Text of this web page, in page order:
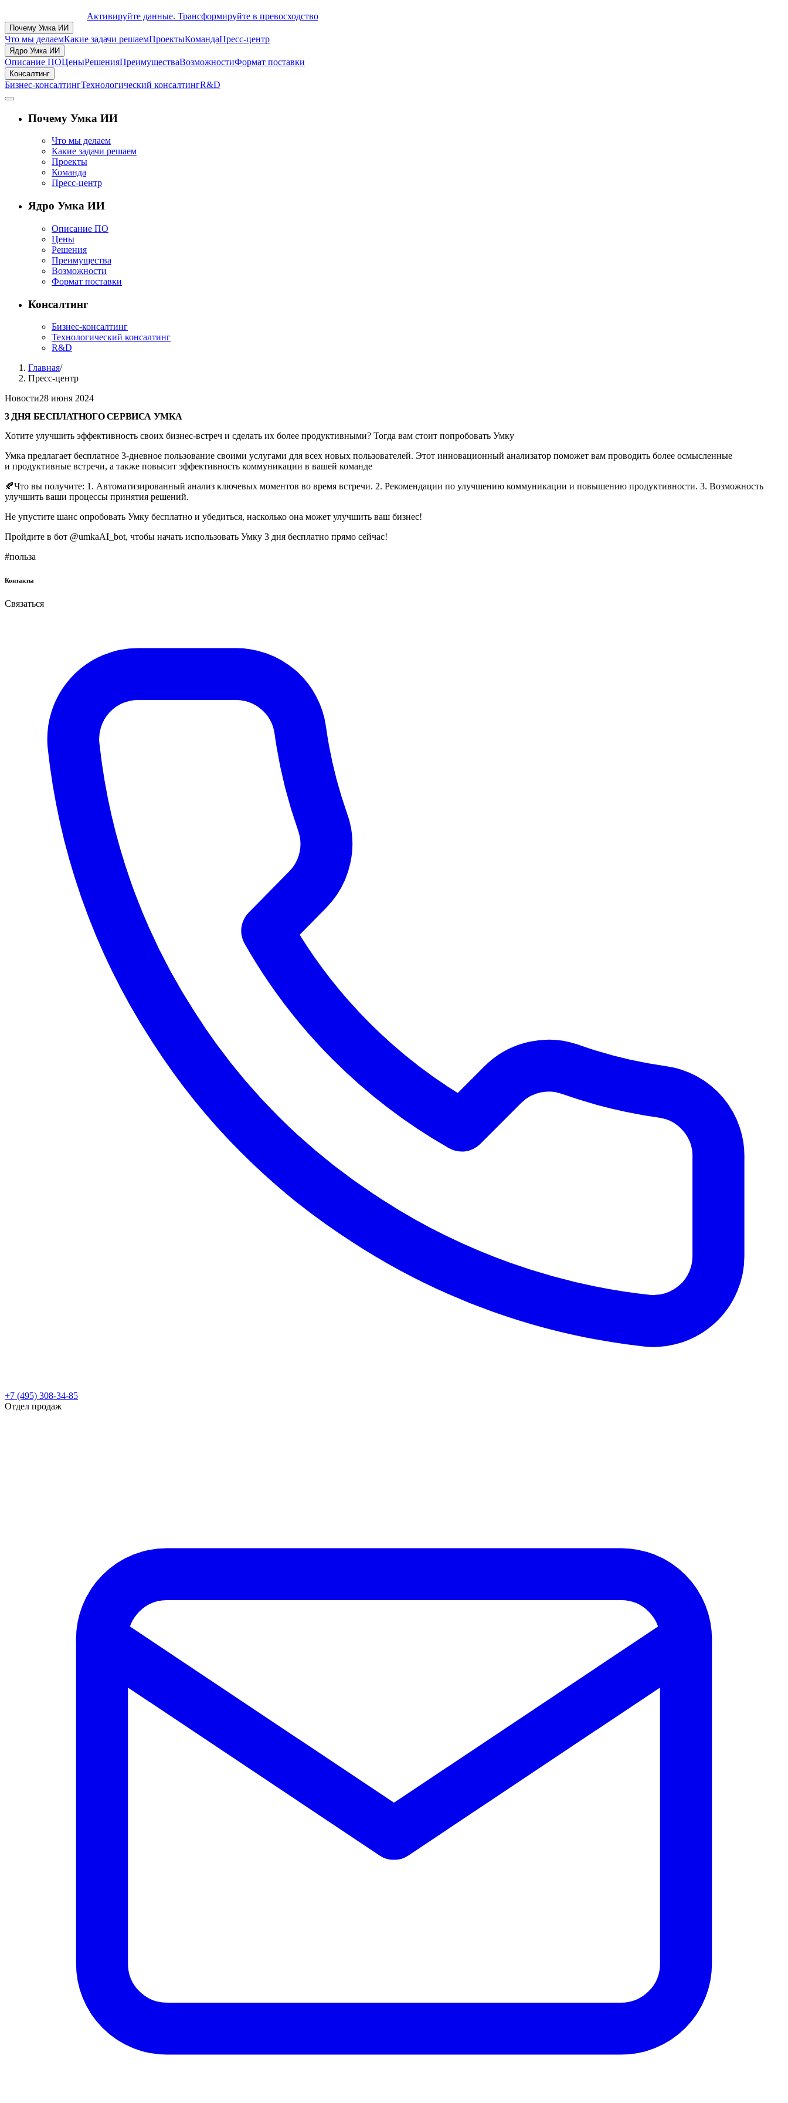
Активируйте данные. Трансформируйте в превосходство
Почему Умка ИИ
Что мы делаемКакие задачи решаемПроектыКомандаПресс-центр
Ядро Умка ИИ
Описание ПОЦеныРешенияПреимуществаВозможностиФормат поставки
Консалтинг
Бизнес-консалтингТехнологический консалтингR&D
Почему Умка ИИ
Что мы делаем
Какие задачи решаем
Проекты
Команда
Пресс-центр
Ядро Умка ИИ
Описание ПО
Цены
Решения
Преимущества
Возможности
Формат поставки
Консалтинг
Бизнес-консалтинг
Технологический консалтинг
R&D
Главная/
Пресс-центр
Новости28 июня 2024
3 ДНЯ БЕСПЛАТНОГО СЕРВИСА УМКА
Хотите улучшить эффективность своих бизнес-встреч и сделать их более продуктивными? Тогда вам стоит попробовать Умку
Умка предлагает бесплатное 3-дневное пользование своими услугами для всех новых пользователей. Этот инновационный анализатор поможет вам проводить более осмысленные
и продуктивные встречи, а также повысит эффективность коммуникации в вашей команде
🍂Что вы получите: 1. Автоматизированный анализ ключевых моментов во время встречи. 2. Рекомендации по улучшению коммуникации и повышению продуктивности. 3. Возможность
улучшить ваши процессы принятия решений.
Не упустите шанс опробовать Умку бесплатно и убедиться, насколько она может улучшить ваш бизнес!
Пройдите в бот @umkaAI_bot, чтобы начать использовать Умку 3 дня бесплатно прямо сейчас!
#польза
Контакты
Связаться
+7 (495) 308-34-85
Отдел продаж